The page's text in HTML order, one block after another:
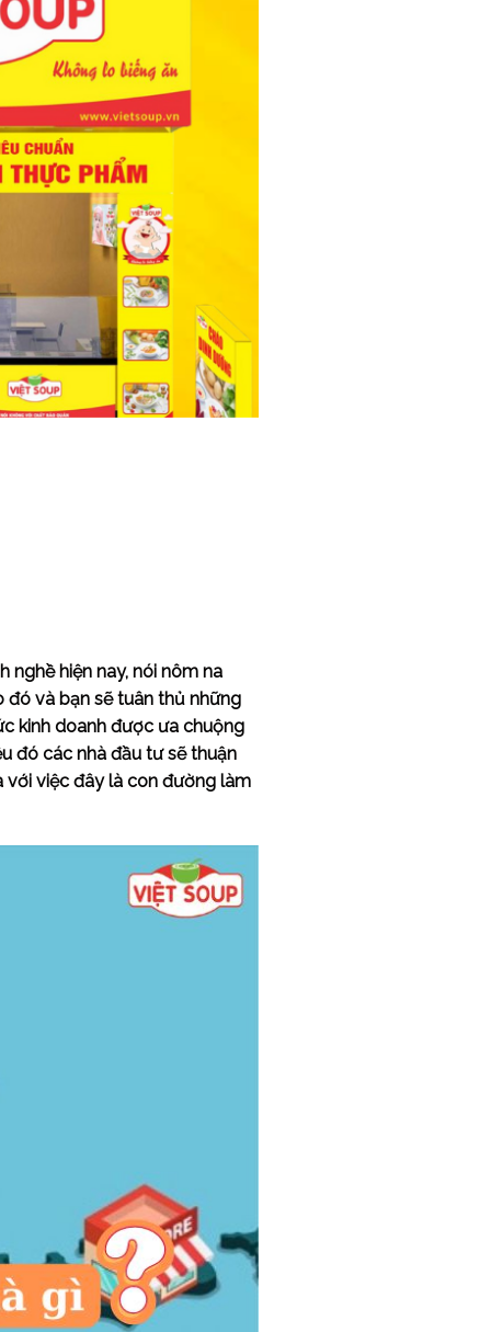
nghề hiện nay, nói nôm na
và bạn sẽ tuân thủ những
kinh doanh được ưa chuộng
đó các nhà đầu tư sẽ thuận
với việc đây là con đường làm